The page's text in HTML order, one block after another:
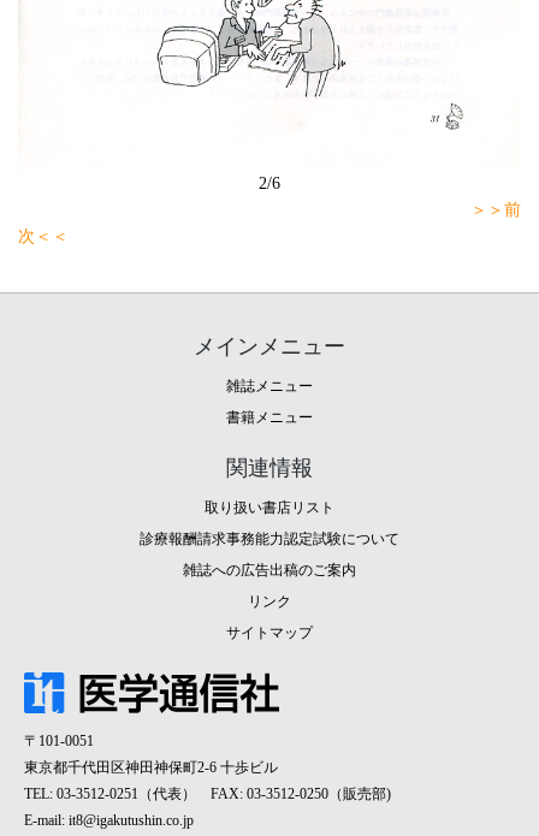
2/6
＞＞前
次＜＜
メインメニュー
雑誌メニュー
書籍メニュー
関連情報
取り扱い書店リスト
診療報酬請求事務能力認定試験について
雑誌への広告出稿のご案内
リンク
サイトマップ
〒101-0051
東京都千代田区神田神保町2-6 十歩ビル
TEL: 03-3512-0251（代表） FAX: 03-3512-0250（販売部)
E-mail: it8@igakutushin.co.jp